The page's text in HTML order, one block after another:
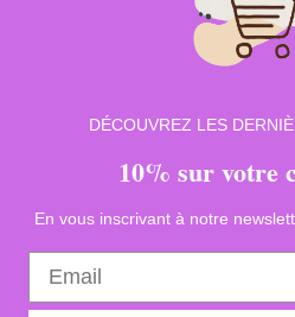
DÉCOUVREZ LES
10% sur votre
En vous inscrivant à notre